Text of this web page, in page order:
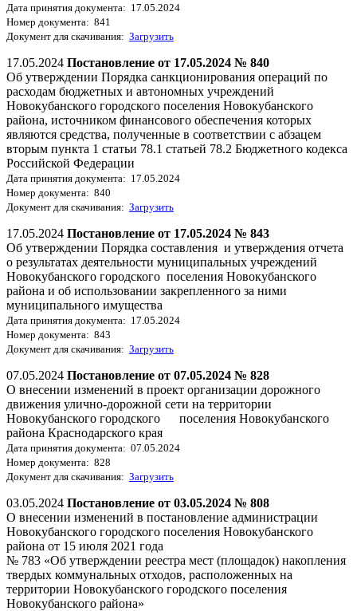
Дата принятия документа: 17.05.2024
Номер документа: 841
Документ для скачивания: Загрузить
17.05.2024 Постановление от 17.05.2024 № 840
Об утверждении Порядка санкционирования операций по
расходам бюджетных и автономных учреждений
Новокубанского городского поселения Новокубанского
района, источником финансового обеспечения которых
являются средства, полученные в соответствии с абзацем
вторым пункта 1 статьи 78.1 статьей 78.2 Бюджетного кодекса
Российской Федерации
Дата принятия документа: 17.05.2024
Номер документа: 840
Документ для скачивания: Загрузить
17.05.2024 Постановление от 17.05.2024 № 843
Об утверждении Порядка составления и утверждения отчета
о результатах деятельности муниципальных учреждений
Новокубанского городского поселения Новокубанского
района и об использовании закрепленного за ними
муниципального имущества
Дата принятия документа: 17.05.2024
Номер документа: 843
Документ для скачивания: Загрузить
07.05.2024 Постановление от 07.05.2024 № 828
О внесении изменений в проект организации дорожного
движения улично-дорожной сети на территории
Новокубанского городского поселения Новокубанского
района Краснодарского края
Дата принятия документа: 07.05.2024
Номер документа: 828
Документ для скачивания: Загрузить
03.05.2024 Постановление от 03.05.2024 № 808
О внесении изменений в постановление администрации
Новокубанского городского поселения Новокубанского
района от 15 июля 2021 года
№ 783 «Об утверждении реестра мест (площадок) накопления
твердых коммунальных отходов, расположенных на
территории Новокубанского городского поселения
Новокубанского района»